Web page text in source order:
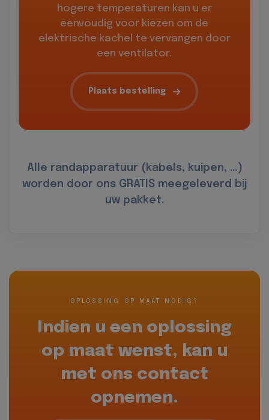
hogere temperaturen kan u er
eenvoudig voor kiezen om de
elektrische kachel te vervangen door
een ventilator.
Plaats bestelling
Alle randapparatuur (kabels, kuipen, …)
worden door ons GRATIS meegeleverd bij
uw pakket.
OPLOSSING OP MAAT NODIG?
Indien u een oplossing
op maat wenst, kan u
met ons contact
opnemen.